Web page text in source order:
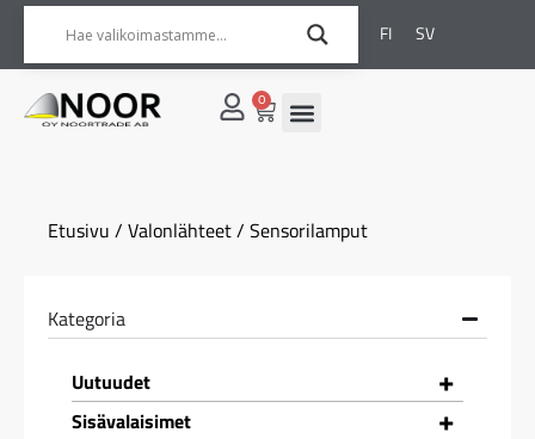
FI SV
0
Etusivu / Valonlähteet/ Sensorilamput
Kategoria
+
Uutuudet
+
Sisävalaisimet